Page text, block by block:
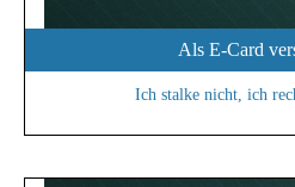
Als E-Card
Ich stalke nicht, ich